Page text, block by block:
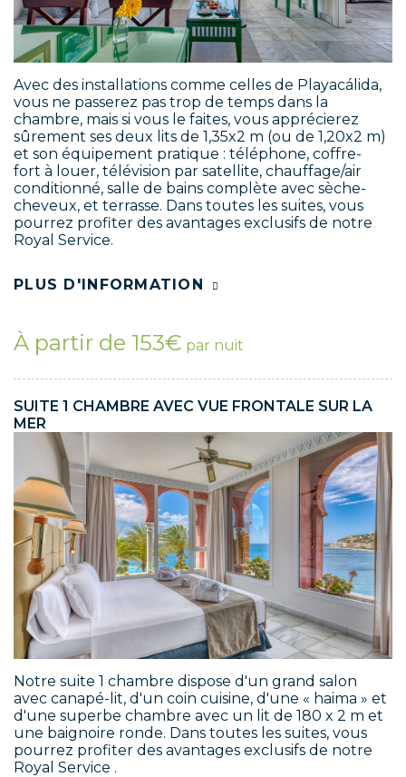
Avec des installations comme celles de Playacálida,
vous ne passerez pas trop de temps dans la
chambre, mais si vous le faites, vous apprécierez
sûrement ses deux lits de 1,35x2 m (ou de 1,20x2 m)
et son équipement pratique : téléphone, coffre-
fort à louer, télévision par satellite, chauffage/air
conditionné, salle de bains complète avec sèche-
cheveux, et terrasse. Dans toutes les suites, vous
pourrez profiter des avantages exclusifs de notre
Royal Service.
PLUS D'INFORMATION
À partir de 153€ par nuit
SUITE 1 CHAMBRE AVEC VUE FRONTALE SUR LA
MER
Notre suite 1 chambre dispose d'un grand salon
avec canapé-lit, d'un coin cuisine, d'une « haima » et
d'une superbe chambre avec un lit de 180 x 2 m et
une baignoire ronde. Dans toutes les suites, vous
pourrez profiter des avantages exclusifs de notre
Royal Service .